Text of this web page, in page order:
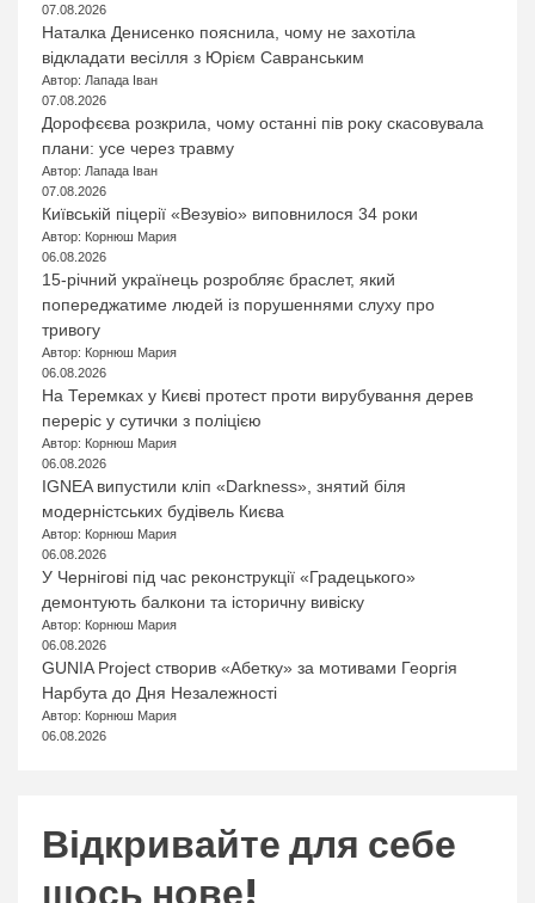
07.08.2026
Наталка Денисенко пояснила, чому не захотіла
відкладати весілля з Юрієм Савранським
Автор: Лапада Іван
07.08.2026
Дорофєєва розкрила, чому останні пів року скасовувала
плани: усе через травму
Автор: Лапада Іван
07.08.2026
Київській піцерії «Везувіо» виповнилося 34 роки
Автор: Корнюш Мария
06.08.2026
15-річний українець розробляє браслет, який
попереджатиме людей із порушеннями слуху про
тривогу
Автор: Корнюш Мария
06.08.2026
На Теремках у Києві протест проти вирубування дерев
переріс у сутички з поліцією
Автор: Корнюш Мария
06.08.2026
IGNEA випустили кліп «Darkness», знятий біля
модерністських будівель Києва
Автор: Корнюш Мария
06.08.2026
У Чернігові під час реконструкції «Градецького»
демонтують балкони та історичну вивіску
Автор: Корнюш Мария
06.08.2026
GUNIA Project створив «Абетку» за мотивами Георгія
Нарбута до Дня Незалежності
Автор: Корнюш Мария
06.08.2026
Відкривайте для себе